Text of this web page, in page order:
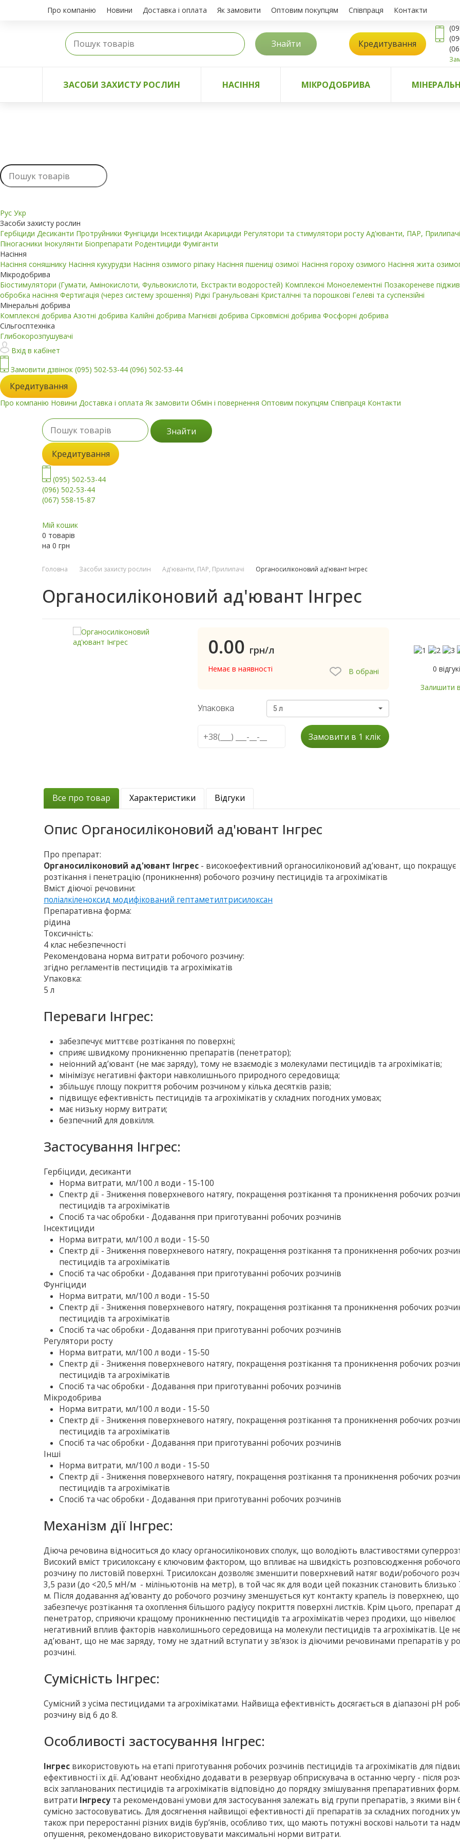
Про компанію Новини Доставка і оплата Як замовити Оптовим покупцям Співпраця Контакти
Знайти Кредитування
ЗАСОБИ ЗАХИСТУ РОСЛИН НАСІННЯ МІКРОДОБРИВА
Рус Укр
Засоби захисту рослин
Гербіциди Десиканти Протруйники Фунгіциди Інсектициди Акарициди Регулятори та стимулятори росту Ад'юванти, ПАР, Прилипачі
Піногасники Інокулянти Біопрепарати Родентициди Фуміганти
Насіння
Насіння соняшнику Насіння кукурудзи Насіння озимого ріпаку Насіння пшениці озимої Насіння гороху озимого Насіння жита
Мікродобрива
Біостимулятори (Гумати, Амінокислоти, Фульвокислоти, Екстракти водоростей) Комплексні Моноелементні Позакореневе
обробка насіння Фертигація (через систему зрошення) Рідкі Гранульовані Кристалічні та порошкові Гелеві та суспензійні
Мінеральні добрива
Комплексні добрива Азотні добрива Калійні добрива Магнієві добрива Сірковмісні добрива Фосфорні добрива
Сільгосптехніка
Глибокорозпушувачі
Вхід в кабінет
Замовити дзвінок (095) 502-53-44 (096) 502-53-44
Кредитування
Про компанію Новини Доставка і оплата Як замовити Обмін і повернення Оптовим покупцям Співпраця Контакти
Знайти
Кредитування
(095) 502-53-44
(096) 502-53-44
(067) 558-15-87
Мій кошик
0 товарів
на 0 грн
Головна Засоби захисту рослин Ад'юванти, ПАР, Прилипачі Органосиліконовий ад'ювант Інгрес
Органосиліконовий ад'ювант Інгрес
0.00 грн/л
Немає в наявності В обрані
Упаковка 5 л
0
Залишити
Замовити в 1 клік
Все про товар Характеристики Відгуки
Опис Органосиліконовий ад'ювант Інгрес
Про препарат:
Органосиліконовий ад'ювант Інгрес - високоефективний органосиліконовий ад’ювант, що покращує
розтікання і пенетрацію (проникнення) робочого розчину пестицидів та агрохімікатів
Вміст діючої речовини:
поліалкіленоксид модифікований гептаметилтрисилоксан
Препаративна форма:
рідина
Токсичність:
4 клас небезпечності
Рекомендована норма витрати робочого розчину:
згідно регламентів пестицидів та агрохімікатів
Упаковка:
5 л
Переваги Інгрес:
забезпечує миттєве розтікання по поверхні;
сприяє швидкому проникненню препаратів (пенетратор);
неіонний ад’ювант (не має заряду), тому не взаємодіє з молекулами пестицидів та агрохімікатів;
мінімізує негативні фактори навколишнього природного середовища;
збільшує площу покриття робочим розчином у кілька десятків разів;
підвищує ефективність пестицидів та агрохімікатів у складних погодних умовах;
має низьку норму витрати;
безпечний для довкілля.
Застосування Інгрес:
Гербіциди, десиканти
Норма витрати, мл/100 л води - 15-100
Спектр дії - Зниження поверхневого натягу, покращення розтікання та проникнення робочих
пестицидів та агрохімікатів
Спосіб та час обробки - Додавання при приготуванні робочих розчинів
Інсектициди
Норма витрати, мл/100 л води - 15-50
Спектр дії - Зниження поверхневого натягу, покращення розтікання та проникнення робочих
пестицидів та агрохімікатів
Спосіб та час обробки - Додавання при приготуванні робочих розчинів
Фунгіциди
Норма витрати, мл/100 л води - 15-50
Спектр дії - Зниження поверхневого натягу, покращення розтікання та проникнення робочих
пестицидів та агрохімікатів
Спосіб та час обробки - Додавання при приготуванні робочих розчинів
Регулятори росту
Норма витрати, мл/100 л води - 15-50
Спектр дії - Зниження поверхневого натягу, покращення розтікання та проникнення робочих
пестицидів та агрохімікатів
Спосіб та час обробки - Додавання при приготуванні робочих розчинів
Мікродобрива
Норма витрати, мл/100 л води - 15-50
Спектр дії - Зниження поверхневого натягу, покращення розтікання та проникнення робочих
пестицидів та агрохімікатів
Спосіб та час обробки - Додавання при приготуванні робочих розчинів
Інші
Норма витрати, мл/100 л води - 15-50
Спектр дії - Зниження поверхневого натягу, покращення розтікання та проникнення робочих
пестицидів та агрохімікатів
Спосіб та час обробки - Додавання при приготуванні робочих розчинів
Механізм дії Інгрес:
Діюча речовина відноситься до класу органосиліконових сполук, що володіють властивостями
Високий вміст трисилоксану є ключовим фактором, що впливає на швидкість розповсюдження робочого
розчину по листовій поверхні. Трисилоксан дозволяє зменшити поверхневий натяг води/робочого
3,5 рази (до <20,5 мН/м - міліньютонів на метр), в той час як для води цей показник становить
м. Після додавання ад’юванту до робочого розчину зменшується кут контакту крапель із поверхнею, що
забезпечує розтікання та охоплення більшого радіусу покриття поверхні листків. Крім цього, препарат
пенетратор, сприяючи кращому проникненню пестицидів та агрохімікатів через продихи, що нівелює
негативний вплив факторів навколишнього середовища на молекули пестицидів та агрохімікатів. Це
ад’ювант, що не має заряду, тому не здатний вступати у зв’язок із діючими речовинами препаратів у
розчині.
Сумісність Інгрес:
Сумісний з усіма пестицидами та агрохімікатами. Найвища ефективність досягається в діапазоні рН
розчину від 6 до 8.
Особливості застосування Інгрес:
Інгрес використовують на етапі приготування робочих розчинів пестицидів та агрохімікатів для
ефективності їх дії. Ад’ювант необхідно додавати в резервуар обприскувача в останню чергу - після
всіх запланованих пестицидів та агрохімікатів відповідно до порядку змішування препаративних
витрати Інгресу та рекомендовані умови для застосування залежать від групи препаратів, з якими він
сумісно застосовуватись. Для досягнення найвищої ефективності дії препаратів за складних погодних
також при переростанні різних видів бур’янів, особливо тих, що мають потужні воскові нальоти та
опушення, рекомендовано використовувати максимальні норми витрати.